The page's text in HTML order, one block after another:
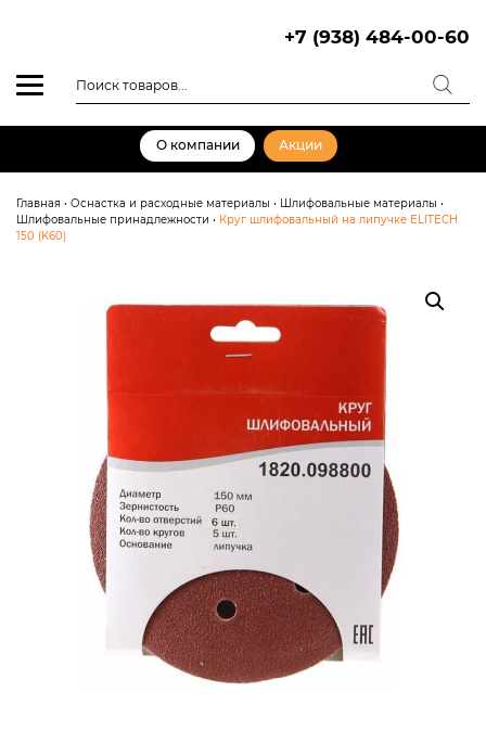
+7 (938) 484-00-60
товаров
О компании Акции
Главная • Оснастка и расходные материалы • Шлифовальные материалы •
Шлифовальные принадлежности • Круг шлифовальный на липучке ELITECH
150 (K60)